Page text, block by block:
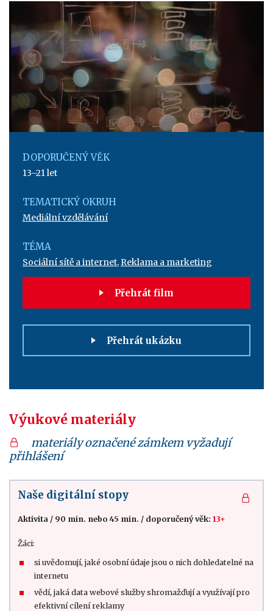
DOPORUČENÝ VĚK
13–21 let
TEMATICKÝ OKRUH
Mediální vzdělávání
TÉMA
Sociální sítě a internet,Reklama a marketing
Přehrát film
Přehrát ukázku
Výukové materiály
materiály označené zámkem vyžadují
přihlášení
Naše digitální stopy
Aktivita / 90 min. nebo 45 min. / doporučený věk: 13+
Žáci:
si uvědomují, jaké osobní údaje jsou o nich dohledatelné na
internetu
vědí, jaká data webové služby shromažďují a využívají pro
efektivní cílení reklamy